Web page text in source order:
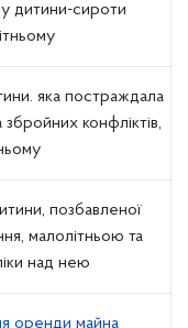
дитини-сироти
яка постраждала
конфліктів,
позбавленої
малолітньою та
над нею
оренди майна